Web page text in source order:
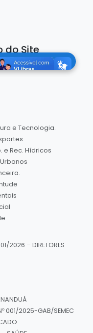
do Site
e Tecnologia.
e Rec. Hídricos
2026 – DIRETORES
001/2025-GAB/SEMEC